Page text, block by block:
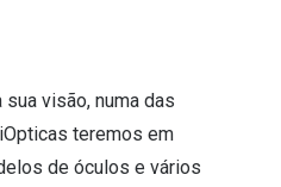
visão, numa das
teremos em
de óculos e vários